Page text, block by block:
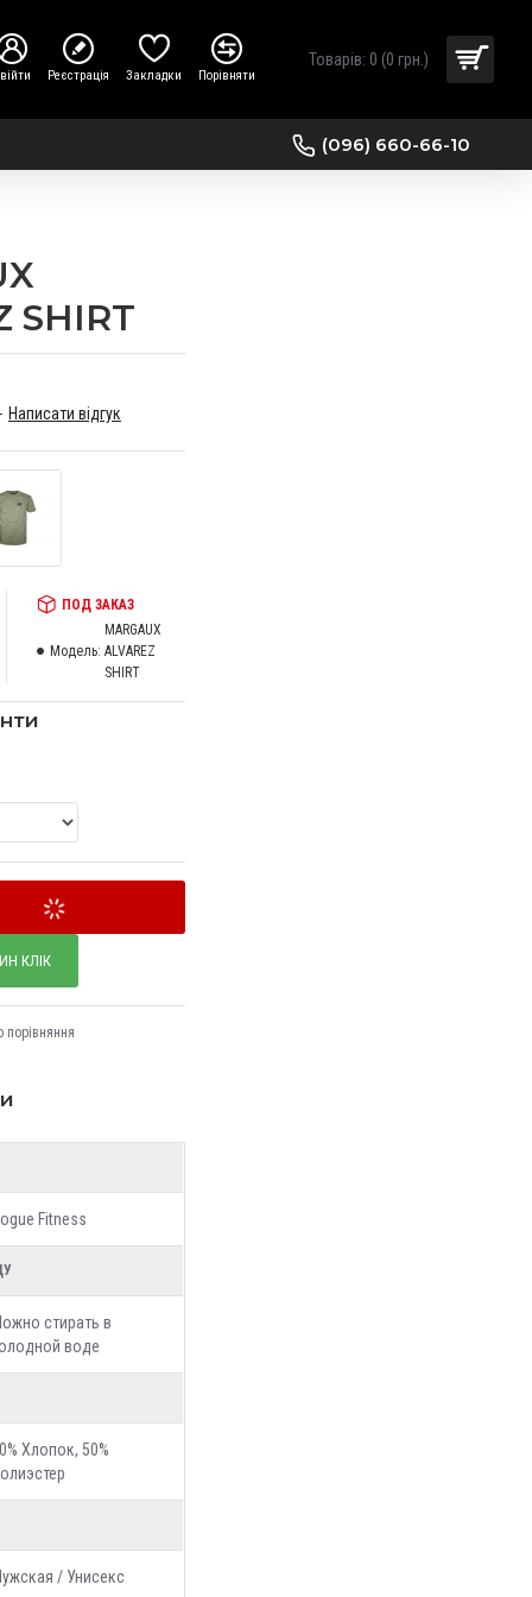
Реєстрація Закладки Порівняти
Товарів: 0 (0 грн.)
(096) 660-66-10
SHIRT
- Написати відгук
ПОД ЗАКАЗ
Модель:
MARGAUX
ALVAREZ
SHIRT
КУПИТИ
КЛІК
порівняння
Fitness
стирать в
воде
Хлопок, 50%
/ Унисекс